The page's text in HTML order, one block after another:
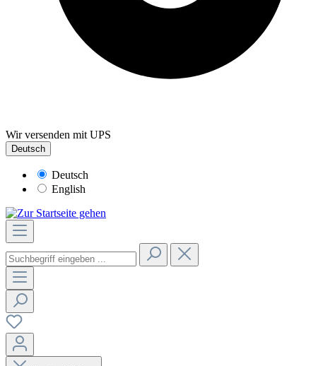
Wir versenden mit UPS
Deutsch
Deutsch
English